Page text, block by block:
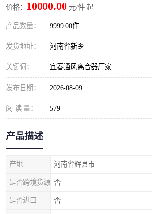
价格： 10000.00 元/件 起
产品数量： 9999.00件
发货地址： 河南省新乡
关键词： 宜春通风离合器厂家
发布日期： 2026-08-09
阅 读 量： 579
产品描述
产地 河南省辉县市
是否跨境货源 否
是否进口 否